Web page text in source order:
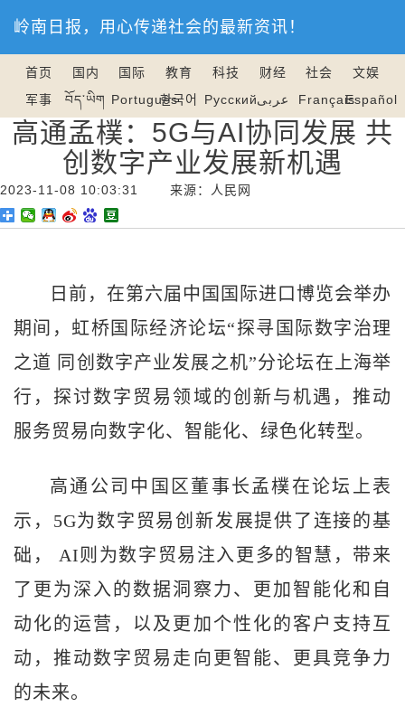
岭南日报，用心传递社会的最新资讯！
首页 国内 国际 教育 科技 财经 社会
文娱
军事
བོད་ཡིག Português한국어 Русскийعربى FrançaisEspañol
高通孟樸：5G与AI协同发展 共
创数字产业发展新机遇
2023-11-08 10:03:31 来源：人民网
日前，在第六届中国国际进口博览会举办
期间，虹桥国际经济论坛“探寻国际数字治理
之道 同创数字产业发展之机”分论坛在上海举
行，探讨数字贸易领域的创新与机遇，推动
服务贸易向数字化、智能化、绿色化转型。
高通公司中国区董事长孟樸在论坛上表
示，5G为数字贸易创新发展提供了连接的基
础， AI则为数字贸易注入更多的智慧，带来
了更为深入的数据洞察力、更加智能化和自
动化的运营，以及更加个性化的客户支持互
动，推动数字贸易走向更智能、更具竞争力
的未来。